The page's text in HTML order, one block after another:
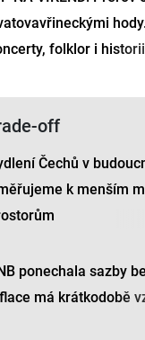
folklor i historii
off
Čechů v
k menším
ponechala sazby
má krátkodobě